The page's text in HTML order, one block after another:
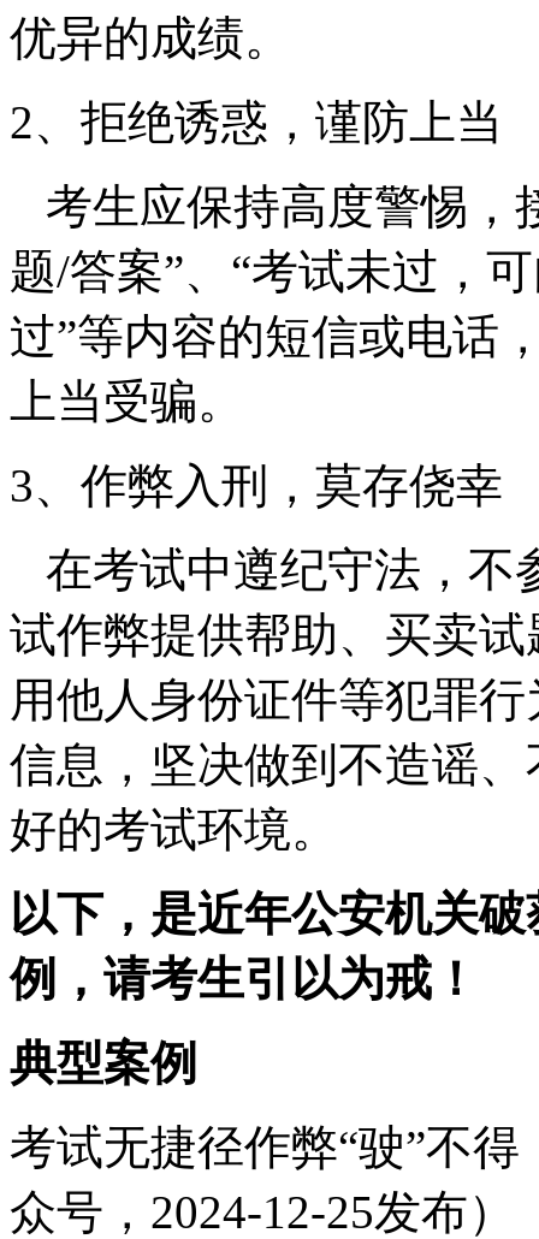
优异的成绩。
2、 拒绝诱惑，谨防上当
考生应保持高度警惕，
题/答案”、“考试未过，
过”等内容的短信或电话
上当受骗。
3、 作弊入刑，莫存侥幸
在考试中遵纪守法，不
试作弊提供帮助、买卖
用他人身份证件等犯罪
信息，坚决做到不造谣
好的考试环境。
以下，是近年公安机关
例，请考生引以为戒！
典型案例
考试无捷径作弊“驶”不
众号，2024-12-25发布）